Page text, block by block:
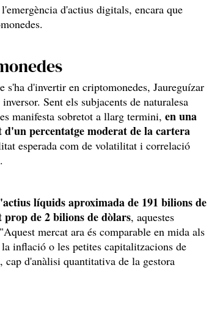
d'actius digitals, encara que
s'ha d'invertir en criptomonedes, Jaureguízar
Sent els subjacents de naturalesa
manifesta sobretot a llarg termini, en una
percentatge moderat de la cartera
esperada com de volatilitat i correlació
líquids aproximada de 191 bilions de
prop de 2 bilions de dòlars, aquestes
mercat ara és comparable en mida als
inflació o les petites capitalitzacions de
d'anàlisi quantitativa de la gestora